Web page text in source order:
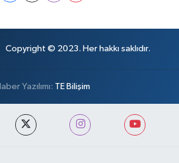
Copyright © 2023. Her hakkı saklıdır.
Yazılımı: TE Bilişim